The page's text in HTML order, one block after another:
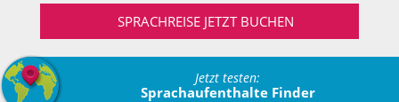
SPRACHREISE JETZT BUCHEN
Jetzt testen:
Sprachaufenthalte Finder